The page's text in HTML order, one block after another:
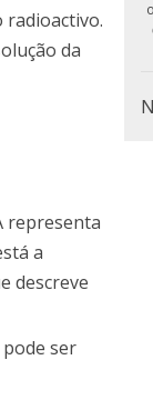
radioactivo.
da
representa
a
descreve
ser